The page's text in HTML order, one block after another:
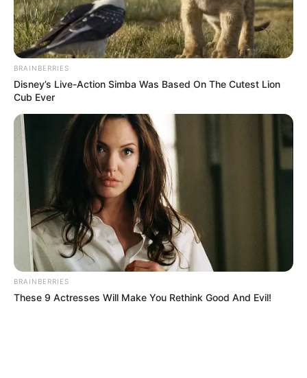
TEMAS DESTACADOS
SARAMPIÓN
PARQUE DE DIVERSIONES
ELECCIONES PRESIDENCIALES
BRAINBERRIES
Disney’s Live-Action Simba Was Based On The Cutest Lion
Cub Ever
BRAINBERRIES
These 9 Actresses Will Make You Rethink Good And Evil!